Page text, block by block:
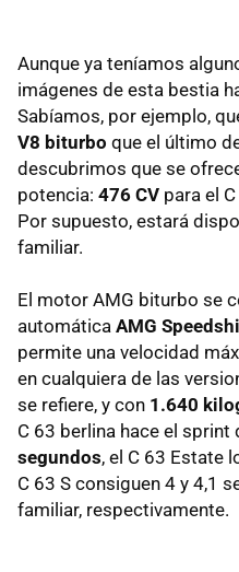
Aunque ya teníamos
imágenes de esta bestia
Sabíamos, por ejemplo,
V8 biturbo que el último
descubrimos que se
potencia: 476 CV para el
Por supuesto, estará
familiar.
El motor AMG biturbo se
automática AMG
permite una velocidad
en cualquiera de las
se refiere, y con 1.640
C 63 berlina hace el
segundos, el C 63 Estate
C 63 S consiguen 4 y 4,1
familiar, respectivamente.